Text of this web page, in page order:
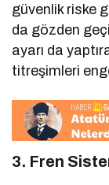
güvenlik riske
da gözden
ayarı da
titreşimleri
3. Fren